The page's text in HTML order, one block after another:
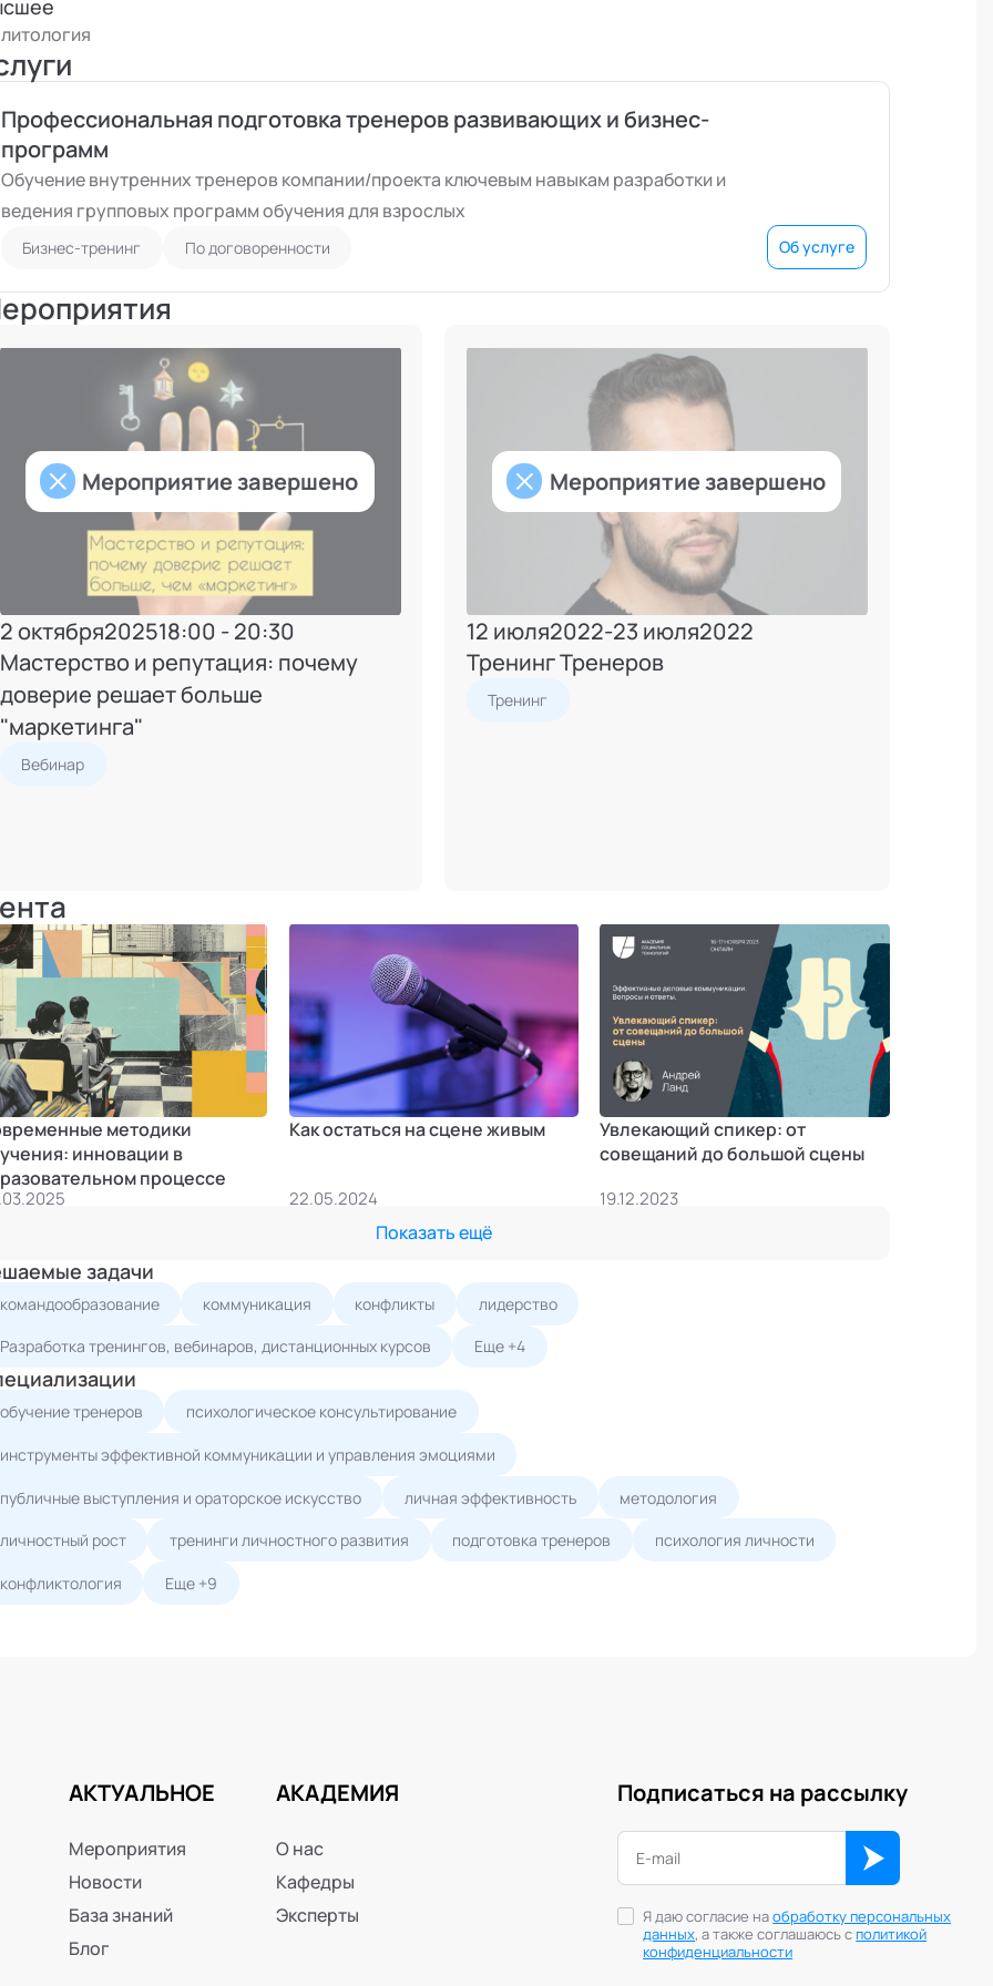
Профессиональная подготовка тренеров развивающих и бизнес-
программ
Обучение внутренних тренеров компании/проекта ключевым навыкам разработки и
ведения групповых программ обучения для взрослых
Бизнес-тренинг По договоренности Об услуге
Мероприятие завершено
2 октября202518:00 - 20:30
Мастерство и репутация: почему
доверие решает больше
"маркетинга"
Вебинар
Мероприятие завершено
12 июля2022-23 июля2022
Тренинг Тренеров
Тренинг
методики
инновации в
процессе
Как остаться на сцене живым
22.05.2024
Увлекающий спикер: от
совещаний до большой сцены
19.12.2023
Показать ещё
задачи
командообразование коммуникация конфликты лидерство
Разработка тренингов, вебинаров, дистанционных курсов Еще +4
обучение тренеров психологическое консультирование
инструменты эффективной коммуникации и управления эмоциями
публичные выступления и ораторское искусство личная эффективность методология
личностный рост тренинги личностного развития подготовка тренеров психология личности
конфликтология Еще +9
АКТУАЛЬНОЕ
Мероприятия
Новости
База знаний
Блог
АКАДЕМИЯ
О нас
Кафедры
Эксперты
Подписаться на рассылку
Я даю согласие наобработку персональных
данных, а также соглашаюсь сполитикой
конфиденциальности